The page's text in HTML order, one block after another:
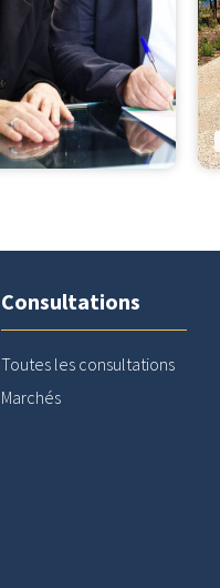
Consultations
Toutes les consultations
Marchés